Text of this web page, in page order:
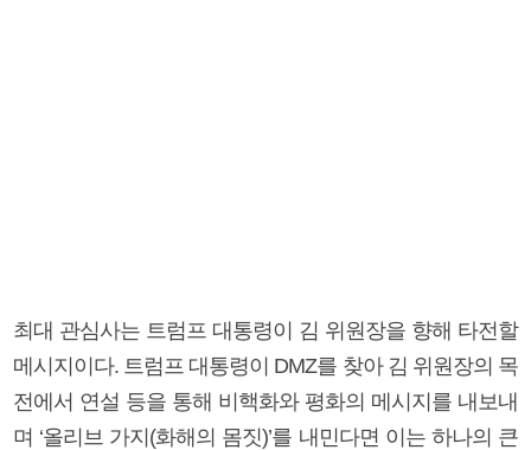
최대 관심사는 트럼프 대통령이 김 위원장을 향해 타전할
메시지이다. 트럼프 대통령이 DMZ를 찾아 김 위원장의 목
전에서 연설 등을 통해 비핵화와 평화의 메시지를 내보내
며 ‘올리브 가지(화해의 몸짓)’를 내민다면 이는 하나의 큰